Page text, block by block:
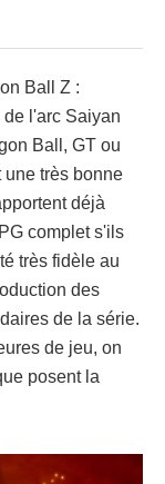
Ball Z :
l'arc Saiyan
Ball, GT ou
une très bonne
déjà
complet s'ils
très fidèle au
des
de la série.
de jeu, on
posent la